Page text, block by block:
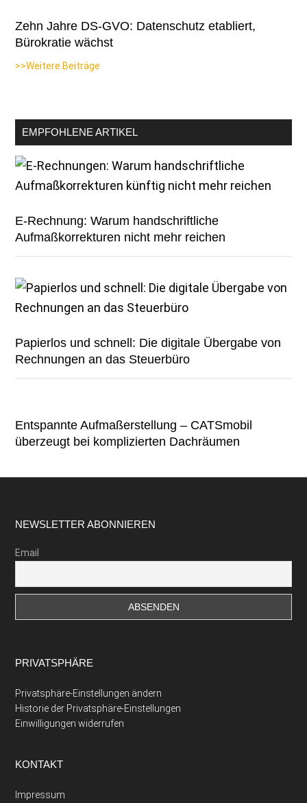
Zehn Jahre DS-GVO: Datenschutz etabliert,
Bürokratie wächst
>>Weitere Beiträge
EMPFOHLENE ARTIKEL
E-Rechnung: Warum handschriftliche
Aufmaßkorrekturen nicht mehr reichen
Papierlos und schnell: Die digitale Übergabe von
Rechnungen an das Steuerbüro
Entspannte Aufmaßerstellung – CATSmobil
überzeugt bei komplizierten Dachräumen
Footer
NEWSLETTER ABONNIEREN
Email
PRIVATSPHÄRE
Privatsphäre-Einstellungen ändern
Historie der Privatsphäre-Einstellungen
Einwilligungen widerrufen
KONTAKT
Impressum